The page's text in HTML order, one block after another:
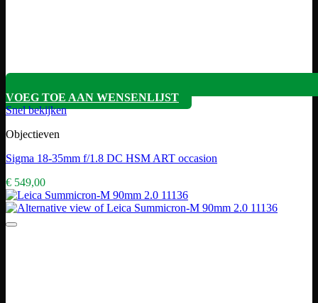
VOEG TOE AAN WENSENLIJST
Snel bekijken
Objectieven
Sigma 18-35mm f/1.8 DC HSM ART occasion
€ 549,00